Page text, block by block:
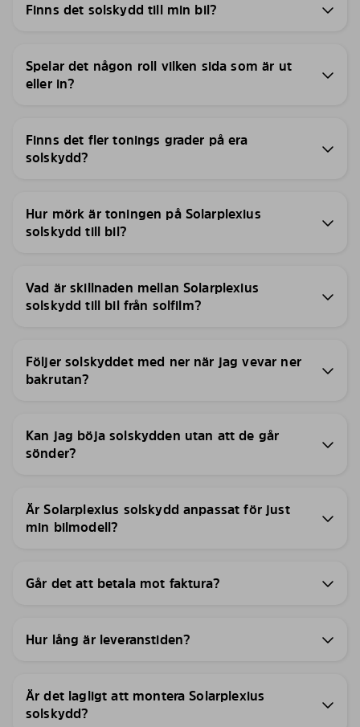
Finns det solskydd till min bil?
Spelar det någon roll vilken sida som är ut
eller in?
Finns det fler tonings grader på era
solskydd?
Hur mörk är toningen på Solarplexius
solskydd till bil?
Vad är skillnaden mellan Solarplexius
solskydd till bil från solfilm?
Följer solskyddet med ner när jag vevar ner
bakrutan?
Kan jag böja solskydden utan att de går
sönder?
Är Solarplexius solskydd anpassat för just
min bilmodell?
Går det att betala mot faktura?
Hur lång är leveranstiden?
Är det lagligt att montera Solarplexius
solskydd?